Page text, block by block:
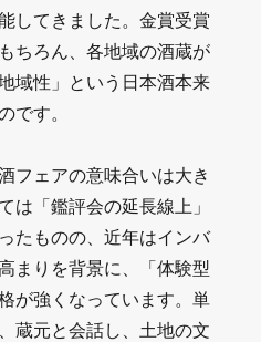
してきました。金賞受賞
ちろん、各地域の酒蔵が
域性」という日本酒本来
です。
フェアの意味合いは大き
は「鑑評会の延長線上」
たものの、近年はインバ
まりを背景に、「体験型
が強くなっています。単
蔵元と会話し、土地の文